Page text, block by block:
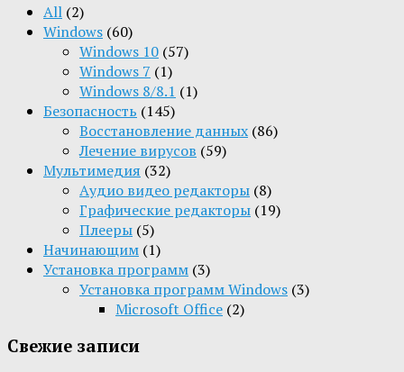
All (2)
Windows (60)
Windows 10 (57)
Windows 7 (1)
Windows 8/8.1 (1)
Безопасность (145)
Восстановление данных (86)
Лечение вирусов (59)
Мультимедия (32)
Aудио видео редакторы (8)
Графические редакторы (19)
Плееры (5)
Начинающим (1)
Установка программ (3)
Установка программ Windows (3)
Microsoft Office (2)
Свежие записи